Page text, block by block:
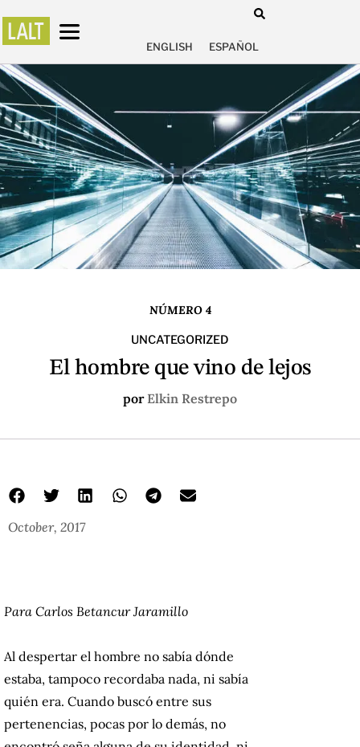
ENGLISH ESPAÑOL
NÚMERO 4
UNCATEGORIZED
El hombre que vino de lejos
por Elkin Restrepo
October, 2017
Para Carlos Betancur Jaramillo
Al despertar el hombre no sabía dónde
estaba, tampoco recordaba nada, ni sabía
quién era. Cuando buscó entre sus
pertenencias, pocas por lo demás, no